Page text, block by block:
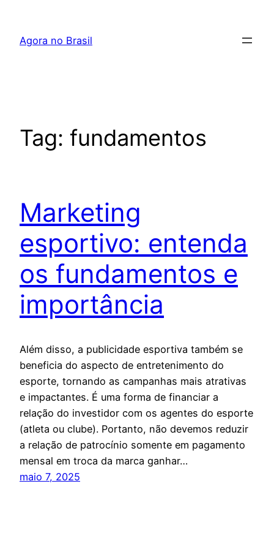
Agora no Brasil
Tag: fundamentos
Marketing
esportivo: entenda
os fundamentos e
importância
Além disso, a publicidade esportiva também se
beneficia do aspecto de entretenimento do
esporte, tornando as campanhas mais atrativas
e impactantes. É uma forma de financiar a
relação do investidor com os agentes do esporte
(atleta ou clube). Portanto, não devemos reduzir
a relação de patrocínio somente em pagamento
mensal em troca da marca ganhar…
maio 7, 2025